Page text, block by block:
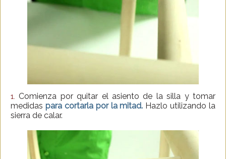
1. Comienza por quitar el asiento de la silla y tomar
medidas para cortarla por la mitad. Hazlo utilizando la
sierra de calar.